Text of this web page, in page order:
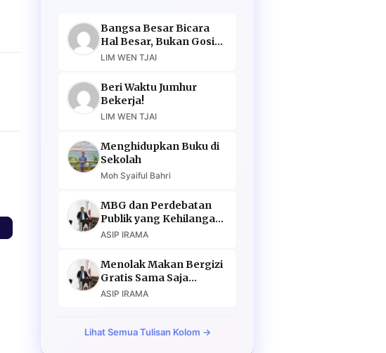
Bangsa Besar Bicara
Hal Besar, Bukan Gosip
Murahan
LIM WEN TJAI
Beri Waktu Jumhur
Bekerja!
LIM WEN TJAI
Menghidupkan Buku di
Sekolah
Moh Syaiful Bahri
MBG dan Perdebatan
Publik yang Kehilangan
Argumen
ASIP IRAMA
Menolak Makan Bergizi
Gratis Sama Saja
Menolak Masa Depan
ASIP IRAMA
Lihat Semua Tulisan Kolom →